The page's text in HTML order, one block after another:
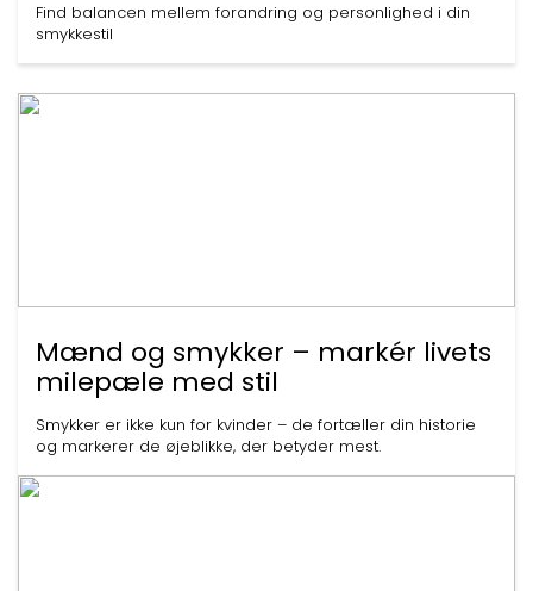
Find balancen mellem forandring og personlighed i din
smykkestil
Mænd og smykker – markér livets
milepæle med stil
Smykker er ikke kun for kvinder – de fortæller din historie
og markerer de øjeblikke, der betyder mest.